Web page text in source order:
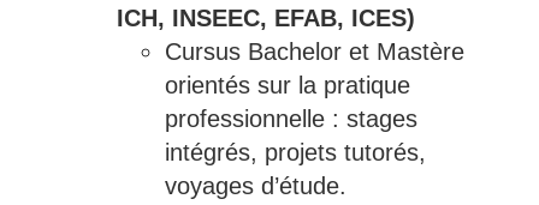
ICH, INSEEC, EFAB, ICES)
Cursus Bachelor et Mastère
orientés sur la pratique
professionnelle : stages
intégrés, projets tutorés,
voyages d’étude.